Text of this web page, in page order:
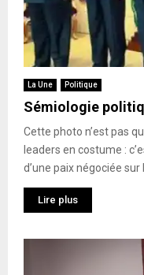
La Une Politique
Sémiologie
Cette photo n’est pas
leaders en costume :
d’une paix négociée sur
Lire plus